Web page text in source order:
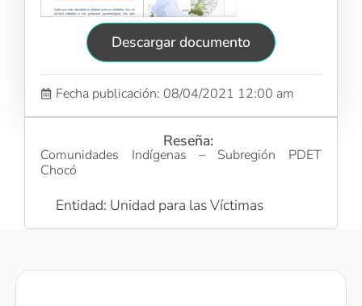
Descargar documento
Fecha publicación: 08/04/2021 12:00 am
Reseña:
Comunidades Indígenas – Subregión PDET
Chocó
Entidad: Unidad para las Víctimas